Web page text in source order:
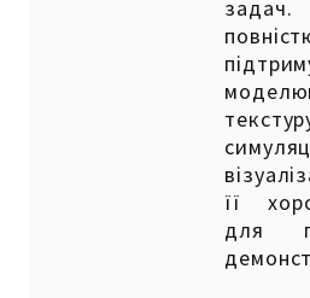
її
для